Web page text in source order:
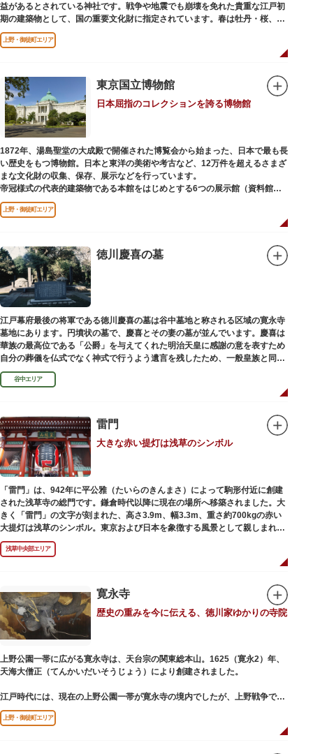
益があるとされている神社です。戦争や地震でも崩壊を免れた貴重な江戸初
期の建築物として、国の重要文化財に指定されています。春は牡丹・桜、秋
は紅葉やダリア展、お正月は初詣や冬ぼたん鑑賞の地として、年間を通して
国内外からの参拝者で賑わうスポットです。
軍・徳川家光公が、日光東照宮までお参りに行けない江戸の人々のために建
てられたそう。社殿内部は文化財保護のため通常は非公開ですが、特別公開
が実施されることもあるので、拝観を申し込んでみてはいかがでしょうか。
授与所では、期間・数量限定のお守りや御朱印も授与されているので要チェ
ック。手塚治虫のユニコのお守りなど愛らしいものがありますよ。
上野・御徒町エリア
東京国立博物館
日本屈指のコレクションを誇る博物館
1872年、湯島聖堂の大成殿で開催された博覧会から始まった、日本で最も長
い歴史をもつ博物館。日本と東洋の美術や考古など、12万件を超えるさまざ
まな文化財の収集、保存、展示などを行っています。
帝冠様式の代表的建築物である本館をはじめとする6つの展示館（資料館）
からなり、89件の国宝を所蔵。常に貴重な文化財を公開し、講座や講演会、
ワークショップなどを実施しています。国宝や重要文化財などの名品をたど
りながら、真の美術史を堪能し価値あるひと時を過ごしてみてはいかがでし
吹き抜けのエントランスに大理石の大階段がある本館では、壁時計やステン
ドグラスなど格調高い内部装飾にも注目してみてください。初めて来館する
方や時間が限られている方などに向け提案されたコース（日本美術入門／た
てものめぐり／仏像大好き）を参考にめぐるのも良いでしょう。
敷地内にはレストランやミュージアムショップのほか緑豊かな庭園も。季節
ごとの彩りを感じながらゆったりと散策するのもおすすめです。
上野・御徒町エリア
徳川慶喜の墓
江戸幕府最後の将軍である徳川慶喜の墓は谷中墓地と称される区域の寛永寺
墓地にあります。円墳状の墓で、慶喜とその妻の墓が並んでいます。慶喜は
華族の最高位である「公爵」を与えてくれた明治天皇に感謝の意を表すため
自分の葬儀を仏式でなく神式で行うよう遺言を残したため、一般皇族と同じ
ような円墳が建てられました。
谷中エリア
雷門
大きな赤い提灯は浅草のシンボル
「雷門」は、942年に平公雅（たいらのきんまさ）によって駒形付近に創建
された浅草寺の総門です。鎌倉時代以降に現在の場所へ移築されました。大
きく「雷門」の文字が刻まれた、高さ3.9m、幅3.3m、重さ約700kgの赤い
大提灯は浅草のシンボル。東京および日本を象徴する風景として親しまれ、
フォトスポットとしても国内外の観光客を魅了し続けています。
提灯の底部に施された見事な龍の彫刻や、門の北側（風神雷神の背後）に安
置されている浅草寺の護法善神「天龍像」と「金龍像」も見どころ。正式名
ます。日没から23時頃までは雷門や浅草寺がライトアップされ、昼間とは違
った荘厳な雰囲気に包まれます。
何度も焼失と再建を繰り返し、現在の雷門は1960年に松下電器産業（現パナ
ソニック）の松下幸之助氏の寄進により再建されたものです。
浅草中央部エリア
寛永寺
歴史の重みを今に伝える、徳川家ゆかりの寺院
上野公園一帯に広がる寛永寺は、天台宗の関東総本山。1625（寛永2）年、
天海大僧正（てんかいだいそうじょう）により創建されました。
江戸時代には、現在の上野公園一帯が寛永寺の境内でしたが、上野戦争でそ
の多くを焼失。現在は根本中堂をはじめ開山堂（両大師）、不忍池辯天堂、
上野大仏（パゴダ）、輪王殿などの建造物が上野公園とその周辺に点在して
います。戦火を免れた輪王寺門跡御本坊表門、徳川将軍霊廟勅額門など重要
上野・御徒町エリア